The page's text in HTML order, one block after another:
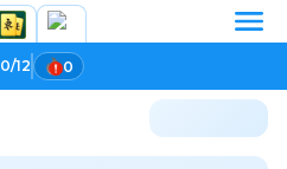
0/12 0